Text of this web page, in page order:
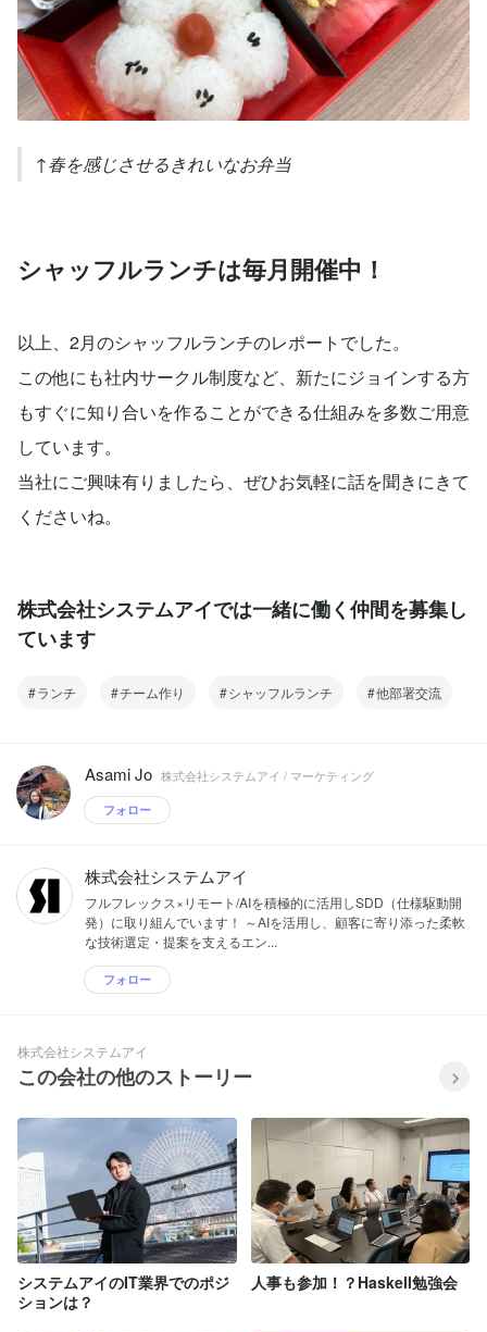
↑春を感じさせるきれいなお弁当
シャッフルランチは毎月開催中！
以上、2月のシャッフルランチのレポートでした。
この他にも社内サークル制度など、新たにジョインする方
もすぐに知り合いを作ることができる仕組みを多数ご用意
しています。
当社にご興味有りましたら、ぜひお気軽に話を聞きにきて
くださいね。
株式会社システムアイでは一緒に働く仲間を募集し
ています
ランチ チーム作り シャッフルランチ 他部署交流
Asami Jo 株式会社システムアイ / マーケティング
フォロー
株式会社システムアイ
フルフレックス×リモート/AIを積極的に活用しSDD（仕様駆動開
発）に取り組んでいます！ ～AIを活用し、顧客に寄り添った柔軟
な技術選定・提案を支えるエン...
フォロー
株式会社システムアイ
この会社の他のストーリー
システムアイのIT業界でのポジ
ションは？
人事も参加！？Haskell勉強会